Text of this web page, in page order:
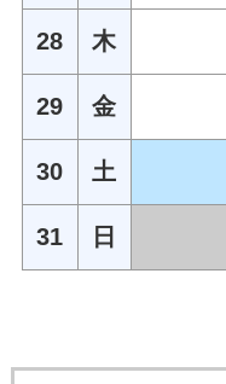
28 木
29 金
30 土
31 日